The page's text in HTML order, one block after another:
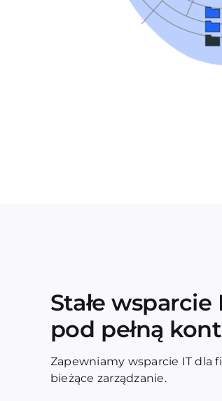
Stałe
pod pełną
Zapewniamy wsparcie IT dla
bieżące zarządzanie.